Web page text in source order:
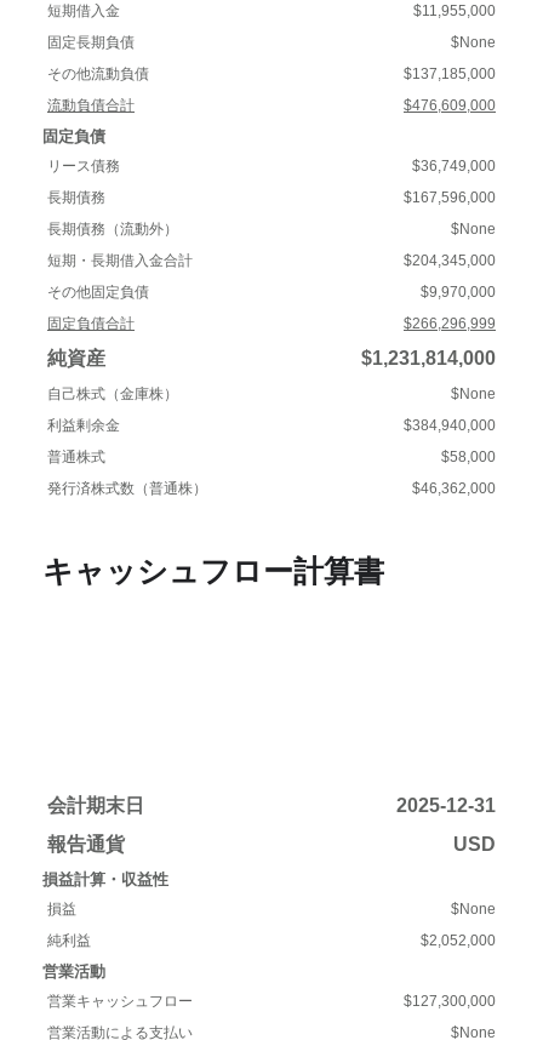
短期借入金
$11,955,000
固定長期負債
$None
その他流動負債
$137,185,000
流動負債合計
$476,609,000
固定負債
リース債務
$36,749,000
長期債務
$167,596,000
長期債務（流動外）
$None
短期・長期借入金合計
$204,345,000
その他固定負債
$9,970,000
固定負債合計
$266,296,999
純資産 $1,231,814,000
自己株式（金庫株）
$None
利益剰余金
$384,940,000
普通株式
$58,000
発行済株式数（普通株）
$46,362,000
キャッシュフロー計算書
会計期末日
2025-12-31
報告通貨
USD
損益計算・収益性
損益
$None
純利益
$2,052,000
営業活動
営業キャッシュフロー
$127,300,000
営業活動による支払い
$None